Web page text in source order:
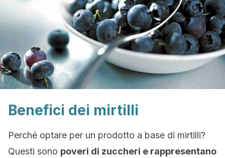
Benefici dei mirtilli
Perché optare per un prodotto a base di mirtilli?
Questi sono poveri di zuccheri e rappresentano